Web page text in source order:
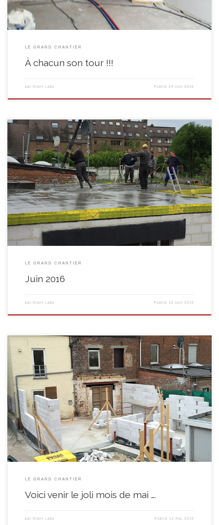
LE GRAND CHANTIER
À chacun son tour !!!
par Alain Laby Publié24 juin 2016
Juin , ça prend une belle tournure ma foi ….. Les poutrains posés, il est
temps de couler une nouvelle chape …. … qui sèchera très vite , le temps
que l’équipe rêve de transformer la plate-forme en terrasse …. Au rez de
chaussée du 19, on fait sauter l’ancien […]
LE GRAND CHANTIER
Juin 2016
par Alain Laby Publié 15 juin 2016
Voici venir le joli mois de mai et de plus en plus le bâtiment se dessine. A
l’extérieur, les murs se dressent …. À l’intérieur, les cloisons se dressent
également, la cuisine se dessine …. Et, à l’étage, les bureaux du service
social prennent forment tout doucement …. L’électricien pose […]
LE GRAND CHANTIER
Voici venir le joli mois de mai ….
par Alain Laby Publié 12 mai 2016